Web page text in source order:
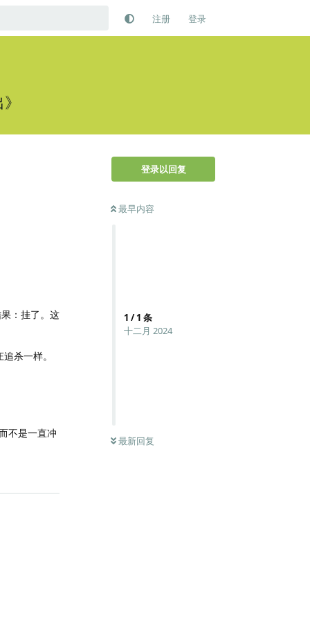
注册 登录
登录以回复
最早内容
1 /1 条
十二月 2024
最新回复
：挂了。这
杀一样。
不是一直冲